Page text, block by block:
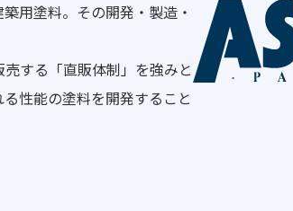
用塗料。その開発・製造・
する「直販体制」を強みと
性能の塗料を開発すること